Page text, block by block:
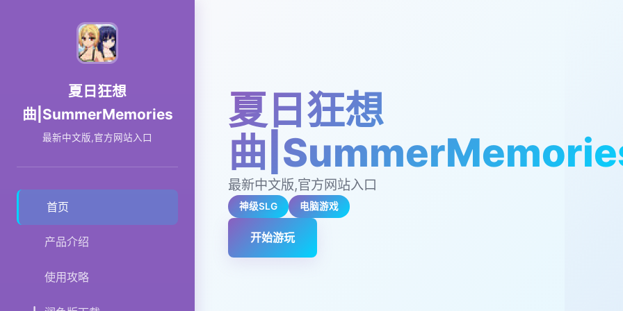
夏日狂想
曲|SummerMemories
最新中文版,官方网站入口
首页
产品介绍
使用攻略
夏日狂想
曲
最新中文版,官方网站入口
神级SLG 电脑游戏
开始游玩